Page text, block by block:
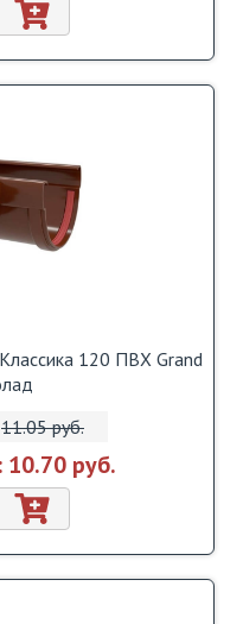
120 ПВХ Grand
11.05 pуб.
10.70 pуб.